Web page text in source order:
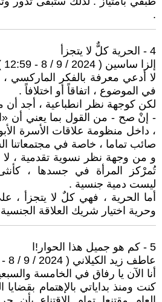
.
4 - الحرية كلٌّ لا يتجزأ
إلزا ساسين ( 2024 / 9 / 8 - 12:59 )
لا أدعي معرفة بالفكر الماركسي ،
في الموضوع ، اتفاقاً أو اختلافاً .
لكن كوجهة نظر انطباعية ، أجد
- إنْ صح - من القول بما يعني أن
، داخل منظومة علاقات الأسرة
صائب تماما ، خاصة في مجتمعاتنا
و من وجهة نظر نسوية تقدمية ، لا
تُمرْكز المرأة في جسدها ،
ليست دمية جنسية .
أما الحرية ، فهي كلٌ لا يتجزأ ،
وحرية اختيار شريك العلاقة
5 - كم هو جميل هذا الحوار!ا
عاطف زيد الكيلاني ( 2024 / 9 / 8 - 14:24 )
أنا الآن يا رفاق في الخامسة
كنت ومنذ بداياتي بالإهتمام بقضايا